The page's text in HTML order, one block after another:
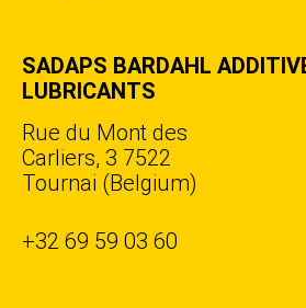
SADAPS BARDAHL
LUBRICANTS
Rue du Mont des
Carliers, 3 7522
Tournai (Belgium)
+32 69 59 03 60